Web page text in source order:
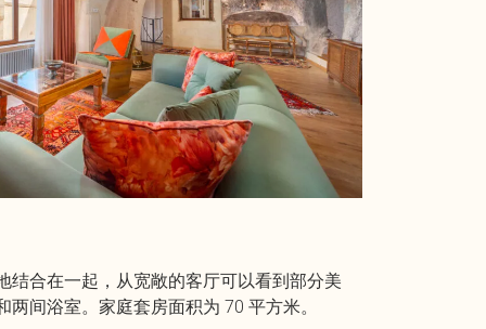
结合在一起，从宽敞的客厅可以看到部分美
两间浴室。家庭套房面积为 70 平方米。